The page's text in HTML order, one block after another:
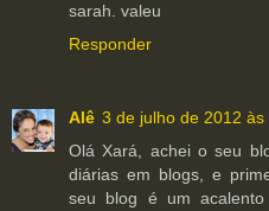
sarah. valeu
Responder
Alê 3 de julho de 2012 às
Olá Xará, achei o seu
diárias em blogs, e
seu blog é um